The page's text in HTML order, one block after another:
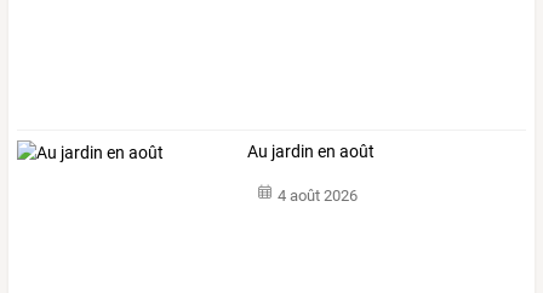
Au jardin en août
4 août 2026